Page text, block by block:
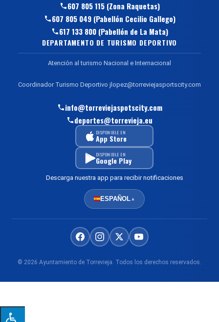
607 805 115 (Zona Raquetas)
607 805 049 (Pabellón Cecilio Gallego)
617 133 800 (Pabellón de La Mata)
DEPARTAMENTO DE TURISMO DEPORTIVO
Atención al turismo Nacional e Internacional
Coordinador Turismo Deportivo jlopez@torreviejasportscity.com
info@torreviejaspotscity.com
deportes@torrevieja.eu
DISPONIBLE EN
App Store
DISPONIBLE EN
Google Play
Descarga nuestra app para recibir notificaciones
ESPAÑOL▲
© 2026 Ayuntamiento de Torrevieja. Todos los derechos reservados.